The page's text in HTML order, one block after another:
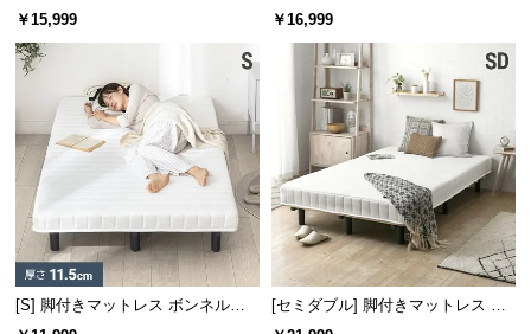
厚20cm ボンネルコイル
￥15,999
ンネルコイル ハードタイプ
￥16,999
[S] 脚付きマットレス ボンネルコ
イル
[セミダブル] 脚付きマットレス ボ
ンネルコイル やさしい肌触り コン